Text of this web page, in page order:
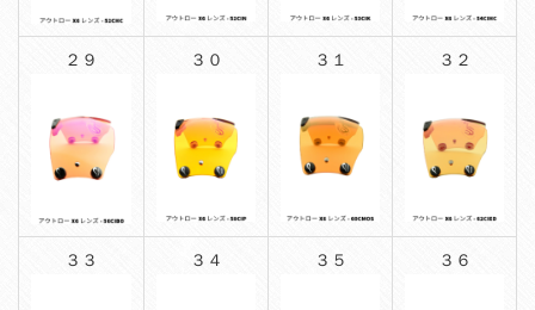
２９ ３０ ３１ ３２
３３ ３４ ３５ ３６